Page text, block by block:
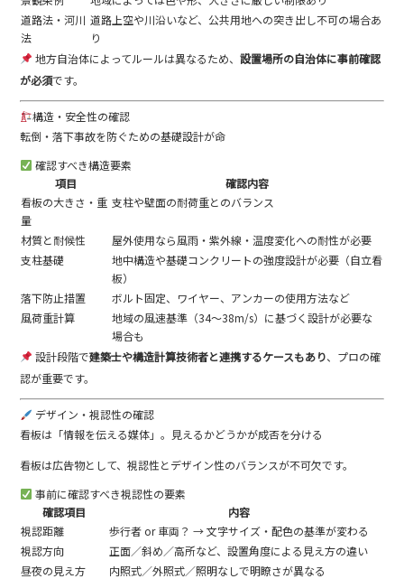
道路法・河川
法
道路上空や川沿いなど、公共用地への突き出し不可の場合あ
り
地方自治体によってルールは異なるため、設置場所の自治体に事前確認
が必須です。
構造・安全性の確認
転倒・落下事故を防ぐための基礎設計が命
確認すべき構造要素
項目
確認内容
看板の大きさ・重
量
支柱や壁面の耐荷重とのバランス
材質と耐候性
屋外使用なら風雨・紫外線・温度変化への耐性が必要
支柱基礎
地中構造や基礎コンクリートの強度設計が必要（自立看
板）
落下防止措置
ボルト固定、ワイヤー、アンカーの使用方法など
風荷重計算
地域の風速基準（34〜38m/s）に基づく設計が必要な
場合も
設計段階で建築士や構造計算技術者と連携するケースもあり、プロの確
認が重要です。
デザイン・視認性の確認
看板は「情報を伝える媒体」。見えるかどうかが成否を分ける
看板は広告物として、視認性とデザイン性のバランスが不可欠です。
事前に確認すべき視認性の要素
確認項目
内容
視認距離
歩行者 or 車両？ → 文字サイズ・配色の基準が変わる
視認方向
正面／斜め／高所など、設置角度による見え方の違い
昼夜の見え方
内照式／外照式／照明なしで明瞭さが異なる